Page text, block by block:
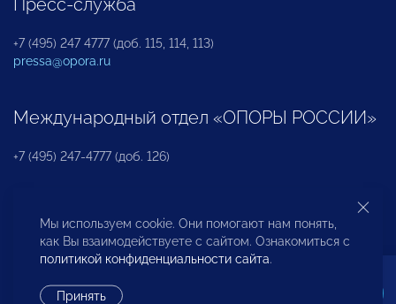
+7 (495) 247 4777 (доб. 115, 114, 113)
pressa@opora.ru
Международный отдел «ОПОРЫ РОССИИ»
+7 (495) 247-4777 (доб. 126)
Бюро по защите прав предпринимателей и
инвесторов
Мы используем cookie. Они помогают нам понять,
как Вы взаимодействуете с сайтом. Ознакомиться с
политикой конфиденциальности сайта.
Принять